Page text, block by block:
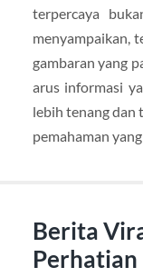
terpercaya
menyampaikan,
gambaran yang
arus informasi
lebih tenang dan
pemahaman
Berita